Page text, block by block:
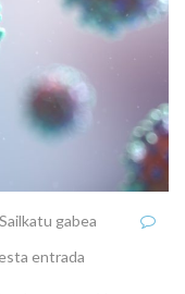
Sailkatu gabea
entrada